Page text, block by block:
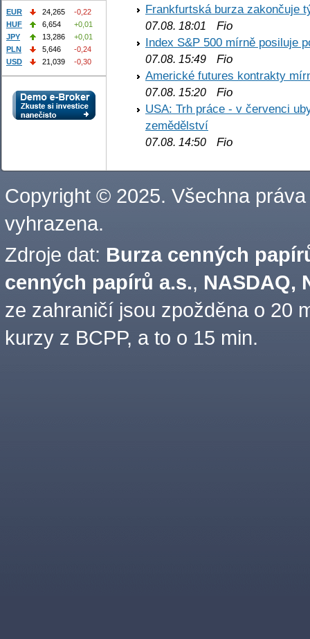
Frankfurtská burza zakončuje
07.08. 18:01
Fio
Index S&P 500 mírně posiluje
07.08. 15:49 Fio
Americké futures kontrakty
07.08. 15:20 Fio
USA: Trh práce - v červenci
zemědělství
07.08. 14:50 Fio
EUR 24,265
-0,22
HUF
6,654
+0,01
JPY
13,286
+0,01
PLN
5,646
-0,24
USD
21,039 -0,30
Copyright © 2025. Všechna práva
vyhrazena.
Zdroje dat: Burza cenných
cenných papírů a.s., NASDAQ,
ze zahraničí jsou zpožděna o 20
kurzy z BCPP, a to o 15 min.